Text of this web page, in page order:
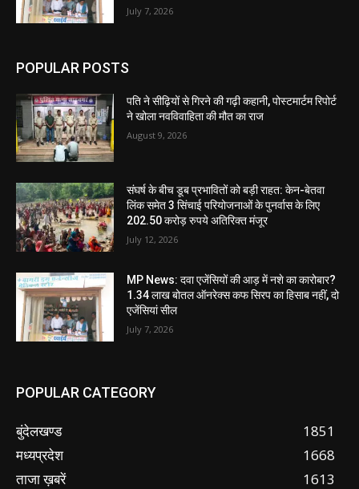
July 7, 2026
POPULAR POSTS
पति ने सीढ़ियों से गिरने की गढ़ी कहानी, पोस्टमार्टम रिपोर्ट
ने खोला नवविवाहिता की मौत का राज
August 9, 2026
संघर्ष के बीच डूब प्रभावितों को बड़ी राहत: केन-बेतवा
लिंक समेत 3 सिंचाई परियोजनाओं के पुनर्वास के लिए
202.50 करोड़ रुपये अतिरिक्त मंजूर
July 12, 2026
MP News: दवा एजेंसियों की आड़ में नशे का कारोबार?
1.34 लाख बोतल ऑनरेक्स कफ सिरप का हिसाब नहीं, दो
एजेंसियां सील
July 7, 2026
POPULAR CATEGORY
बुंदेलखण्ड
1851
मध्यप्रदेश
1668
ताजा ख़बरें
1613